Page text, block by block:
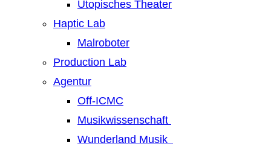
Utopisches Theater
Haptic Lab
Malroboter
Production Lab
Agentur
Off-ICMC
Musikwissenschaft
Wunderland Musik